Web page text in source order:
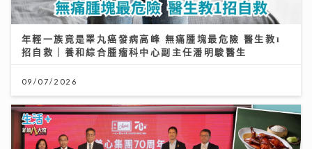
年輕一族竟是睪丸癌發病高峰 無痛腫塊最危險 醫生教1
招自救｜養和綜合腫瘤科中心副主任潘明駿醫生
09/07/2026